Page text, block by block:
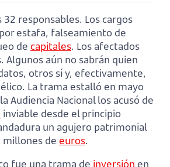
32 responsables. Los cargos
estafa, falseamiento de
de capitales. Los afectados
Algunos aún no sabrán quien
otros sí y, efectivamente,
La trama estalló en mayo
Audiencia Nacional los acusó de
inviable desde el principio
un agujero patrimonial
millones de euros.
fue una trama de inversión en